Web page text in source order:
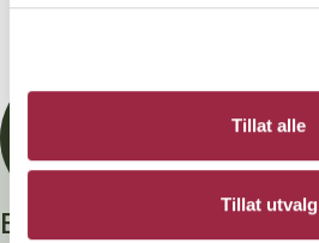
Tillat alle
Tillat utvalg
Branntestet